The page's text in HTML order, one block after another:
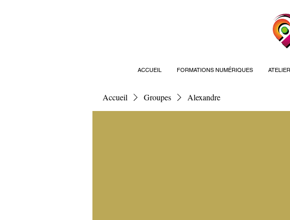
ACCUEIL FORMATIONS NUMÉRIQUES
Accueil Groupes Alexandre